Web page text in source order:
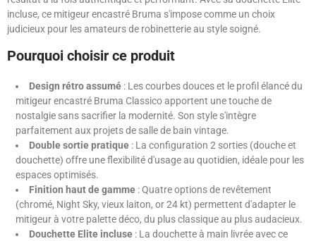
incluse, ce mitigeur encastré Bruma s'impose comme un choix
judicieux pour les amateurs de robinetterie au style soigné.
Pourquoi choisir ce produit
Design rétro assumé : Les courbes douces et le profil élancé du
mitigeur encastré Bruma Classico apportent une touche de
nostalgie sans sacrifier la modernité. Son style s'intègre
parfaitement aux projets de salle de bain vintage.
Double sortie pratique : La configuration 2 sorties (douche et
douchette) offre une flexibilité d'usage au quotidien, idéale pour les
espaces optimisés.
Finition haut de gamme : Quatre options de revêtement
(chromé, Night Sky, vieux laiton, or 24 kt) permettent d'adapter le
mitigeur à votre palette déco, du plus classique au plus audacieux.
Douchette Elite incluse : La douchette à main livrée avec ce